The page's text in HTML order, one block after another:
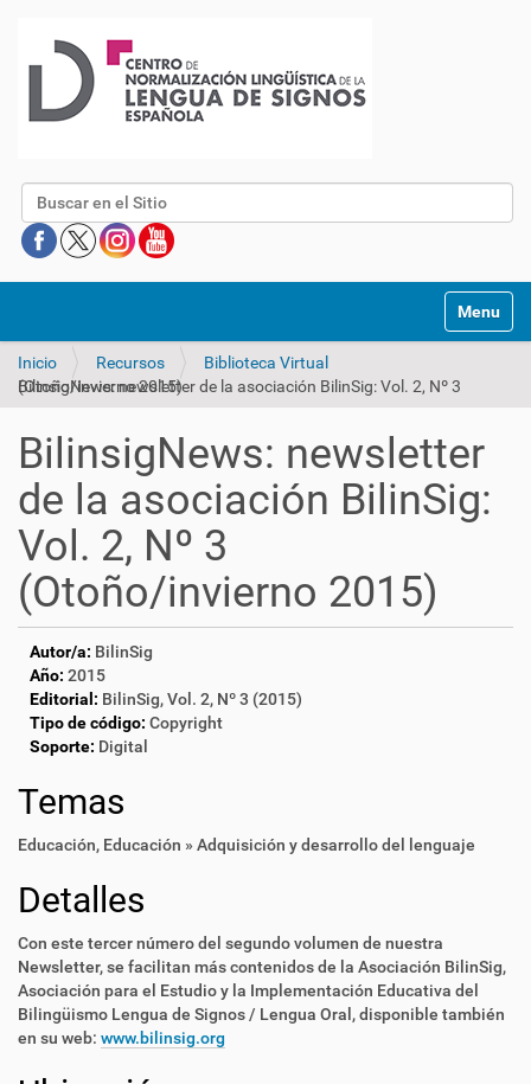
Buscar
Mostrar/
Inicio Recursos
Biblioteca Virtual
BilinsigNews: newsletter de la asociación BilinSig: Vol. 2, Nº 3 (Otoño/invierno 2015)
BilinsigNews: newsletter
de la asociación BilinSig:
Vol. 2, Nº 3
(Otoño/invierno 2015)
Autor/a: BilinSig
Año: 2015
Editorial: BilinSig, Vol. 2, Nº 3 (2015)
Tipo de código: Copyright
Soporte: Digital
Temas
Educación, Educación » Adquisición y desarrollo del lenguaje
Detalles
Con este tercer número del segundo volumen de nuestra
Newsletter, se facilitan más contenidos de la Asociación BilinSig,
Asociación para el Estudio y la Implementación Educativa del
Bilingüismo Lengua de Signos / Lengua Oral, disponible también
en su web: www.bilinsig.org